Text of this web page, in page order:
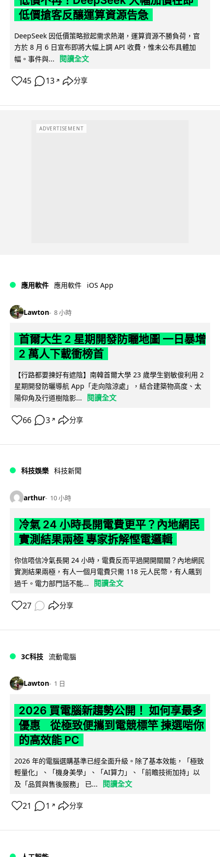
低價搶客反釀運算資源告急
DeepSeek 因低價策略掀起需求熱潮，運算資源不勝負荷，官
方於 8 月 6 日宣布即將大幅上調 API 收費，惟未公布具體加
幅。事件與...
閱讀全文
45 13 ↗ 分享
ADVERTISEMENT
應用軟件 應用軟件 iOS App
Lawton 8 小時
首爾大生 2 星期開發防曬地圖 一日暴增
2 萬人下載衝榜首
【行路都要揀好有遮陰】南韓首爾大學 23 歲學生劉敏俊利用 2
星期開發防曬導航 App「走向陰涼處」，結合建築物高度、太
陽仰角及行道樹陰影...
閱讀全文
66 3 ↗ 分享
科技娛樂 科技新聞
arthur 10 小時
冷氣 24 小時長開電費更平？內地網民
實測結果兩極 專家拆解慳電邏輯
你信唔信冷氣長開 24 小時，電費反而平過開開關關？內地網民
實測結果兩極，有人一個月電費只需 118 元人民幣，有人飆到
過千。電力部門話不能...
閱讀全文
27 分享
3C科技 流動電腦
Lawton 1 日
2026 買電腦新趨勢公開！ 如何享最多
優惠 從極致便攜到電競標竿 揀選啱你
的高效能 PC
2026 年的電腦選購基準已經全面升級。除了基本效能，「極致
輕量化」、「機身美學」、「AI算力」、「前瞻技術加持」以
及「品質與售後服務」 已...
閱讀全文
21 1 ↗ 分享